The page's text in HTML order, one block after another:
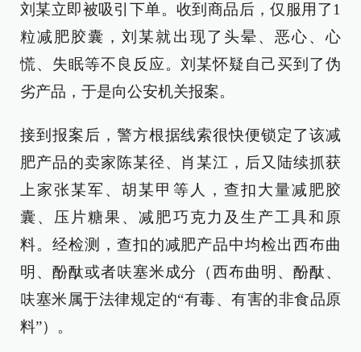
刘某立即被吸引下单。收到商品后，仅服用了1
粒减肥胶囊，刘某就出现了头晕、恶心、心
慌、失眠等不良反应。刘某怀疑自己买到了伪
劣产品，于是向公安机关报案。
接到报案后，警方根据线索很快便锁定了该减
肥产品的卖家陈某径、肖某江，后又陆续抓获
上家张某军、胡某甲等人，查扣大量减肥胶
囊、压片糖果、减肥巧克力及生产工具和原
料。经检测，查扣的减肥产品中均检出西布曲
明、酚酞或者呋塞米成分（西布曲明、酚酞、
呋塞米属于法律规定的“有毒、有害的非食品原
料”）。